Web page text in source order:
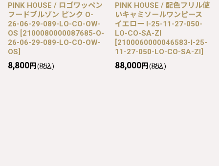
PINK HOUSE / ロゴワッペン
フードブルゾン ピンク O-
26-06-29-089-LO-CO-OW-
OS [2100080000087685-O-
26-06-29-089-LO-CO-OW-
OS]
8,800円 (税込)
PINK HOUSE / 配色フリル使
いキャミソールワンピース
イエロー I-25-11-27-050-
LO-CO-SA-ZI
[2100060000046583-I-25-
11-27-050-LO-CO-SA-ZI]
88,000円 (税込)